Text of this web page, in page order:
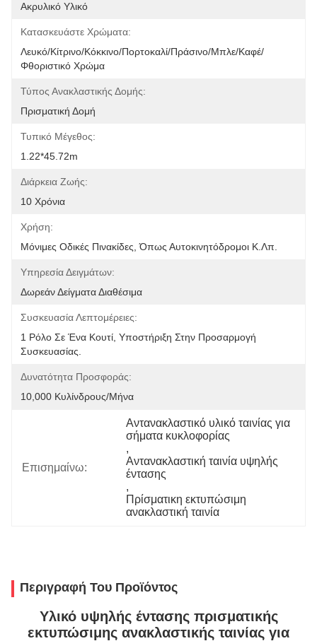
Ακρυλικό Υλικό
Κατασκευάστε Χρώματα:
Λευκό/κίτρινο/κόκκινο/πορτοκαλί/πράσινο/μπλε/καφέ/
Φθοριστικό Χρώμα
Τύπος Ανακλαστικής Δομής:
Πρισματική Δομή
Τυπικό Μέγεθος:
1.22*45.72m
Διάρκεια Ζωής:
10 Χρόνια
Χρήση:
Μόνιμες Οδικές Πινακίδες, Όπως Αυτοκινητόδρομοι Κ.λπ.
Υπηρεσία Δειγμάτων:
Δωρεάν Δείγματα Διαθέσιμα
Συσκευασία Λεπτομέρειες:
1 Ρόλο Σε Ένα Κουτί, Υποστήριξη Στην Προσαρμογή
Συσκευασίας.
Δυνατότητα Προσφοράς:
10,000 Κυλίνδρους/μήνα
Επισημαίνω:
Αντανακλαστικό υλικό ταινίας για
σήματα κυκλοφορίας
,
Αντανακλαστική ταινία υψηλής
έντασης
,
Πρίσματικη εκτυπώσιμη
ανακλαστική ταινία
Περιγραφή Του Προϊόντος
Υλικό υψηλής έντασης πρισματικής
εκτυπώσιμης ανακλαστικής ταινίας για